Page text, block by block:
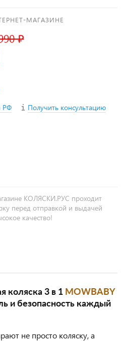
МАГАЗИНЕ
₽
РФ
Получить консультацию
КОЛЯСКИ.РУС проходит
перед отправкой и выдачей
качество!
коляска 3 в 1 MOWBABY
и безопасность каждый
не просто коляску, а